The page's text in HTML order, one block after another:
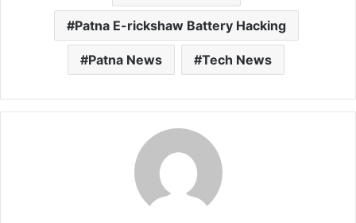
Patna E-rickshaw Battery Hacking
Patna News Tech News